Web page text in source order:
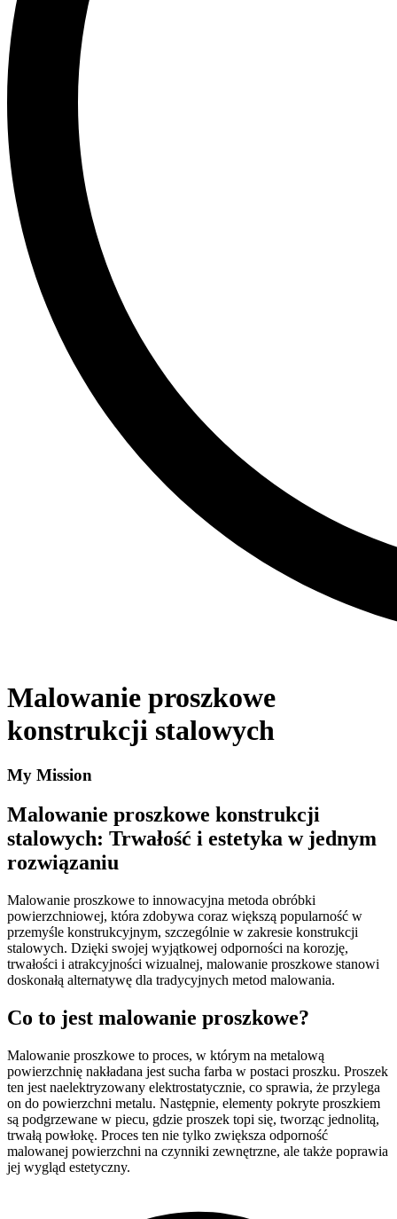
Malowanie proszkowe
konstrukcji stalowych
My Mission
Malowanie proszkowe konstrukcji
stalowych: Trwałość i estetyka w jednym
rozwiązaniu
Malowanie proszkowe to innowacyjna metoda obróbki
powierzchniowej, która zdobywa coraz większą popularność w
przemyśle konstrukcyjnym, szczególnie w zakresie konstrukcji
stalowych. Dzięki swojej wyjątkowej odporności na korozję,
trwałości i atrakcyjności wizualnej, malowanie proszkowe stanowi
doskonałą alternatywę dla tradycyjnych metod malowania.
Co to jest malowanie proszkowe?
Malowanie proszkowe to proces, w którym na metalową
powierzchnię nakładana jest sucha farba w postaci proszku. Proszek
ten jest naelektryzowany elektrostatycznie, co sprawia, że przylega
on do powierzchni metalu. Następnie, elementy pokryte proszkiem
są podgrzewane w piecu, gdzie proszek topi się, tworząc jednolitą,
trwałą powłokę. Proces ten nie tylko zwiększa odporność
malowanej powierzchni na czynniki zewnętrzne, ale także poprawia
jej wygląd estetyczny.